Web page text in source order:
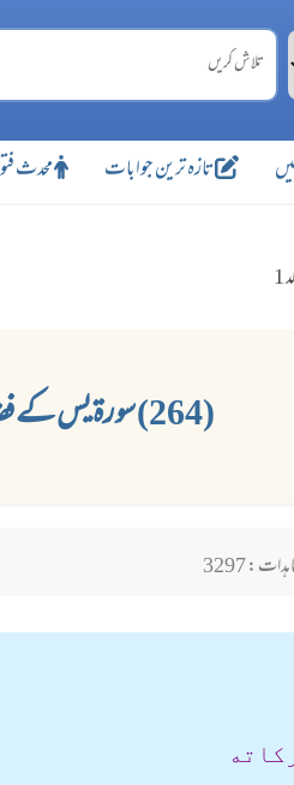
تازہ ترین جوابات محدث
1
(264) سورۃ یس کے فضائل
: 3297